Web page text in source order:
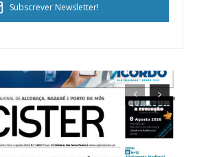
Subscrever Newsletter!